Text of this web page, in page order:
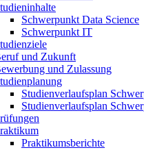
Schwerpunkt Data Science
Schwerpunkt IT
und Zukunft
und Zulassung
Studienverlaufsplan
Studienverlaufsplan
Praktikumsberichte